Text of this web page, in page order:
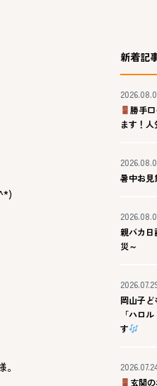
新着記
勝手
ます！
暑中お見
親バカ
災～
岡山子
「ハロ
す
玄関